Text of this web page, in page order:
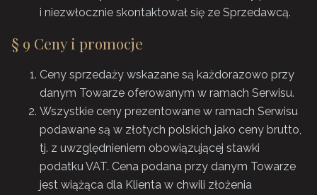
i niezwłocznie skontaktował się ze Sprzedawcą.
§ 9 Ceny i promocje
Ceny sprzedaży wskazane są każdorazowo przy
danym Towarze oferowanym w ramach Serwisu.
Wszystkie ceny prezentowane w ramach Serwisu
podawane są w złotych polskich jako ceny brutto,
tj. z uwzględnieniem obowiązującej stawki
podatku VAT. Cena podana przy danym Towarze
jest wiążąca dla Klienta w chwili złożenia